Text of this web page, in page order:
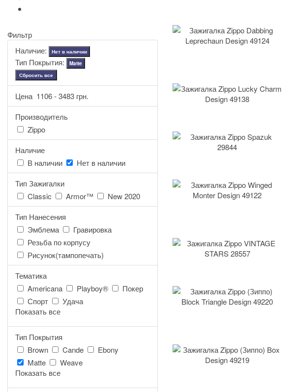
Фильтр
Наличие:
Нет в наличии
Тип Покрытия:
Matte
Сбросить все
Цена 1106-3483 грн.
Производитель
Zippo
Наличие
В наличии
Нет в наличии
Тип Зажигалки
Classic
Armor™
New 2020
Тип Нанесения
Эмблема
Гравировка
Резьба по корпусу
Рисунок(тампопечать)
Тематика
Americana
Playboy®
Покер
Спорт
Удача
Показать все
Тип Покрытия
Brown
Cande
Ebony
Matte
Weave
Показать все